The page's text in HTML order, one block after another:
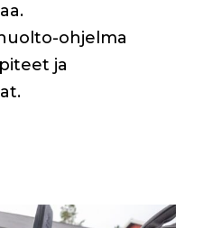
ohjelma
ja